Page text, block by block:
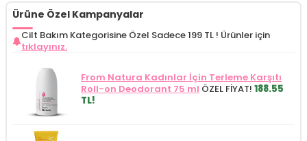
Ürüne Özel Kampanyalar
Cilt Bakım Kategorisine Özel Sadece 199 TL ! Ürünler için
tıklayınız.
From Natura Kadınlar İçin Terleme Karşıtı
Roll-on Deodorant 75 ml ÖZEL FİYAT! 188.55
TL!